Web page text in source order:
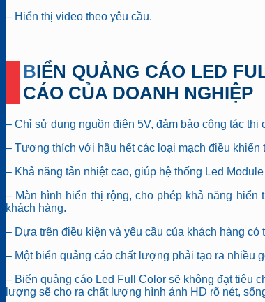
– Hiển thị video theo yêu cầu.
BIỂN QUẢNG CÁO LED FULL COLOR LÀ LỰA CHỌN HOÀN HẢO TRONG CÁC CHIẾN DỊCH QUẢNG
CÁO CỦA DOANH NGHIỆP
– Chỉ sử dụng nguồn điện 5V, đảm bảo công tác
– Tương thích với hầu hết các loại mạch điều
– Khả năng tản nhiệt cao, giúp hệ thống Led
– Màn hình hiển thị rộng, cho phép khả năng
khách hàng.
– Dựa trên điều kiện và yêu cầu của khách hàng
– Một biển quảng cáo chất lượng phải tạo ra nhiều
– Biển quảng cáo Led Full Color sẽ không đạt tiêu
lượng sẽ cho ra chất lượng hình ảnh HD rõ nét,